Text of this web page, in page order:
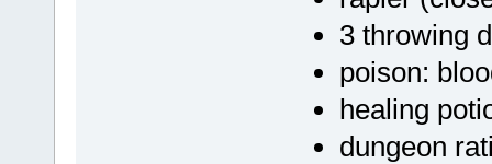
3 throwing
poison:
healing
dungeon